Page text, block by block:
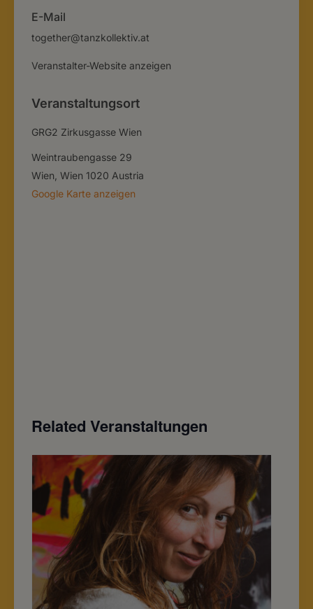
E-Mail
together@tanzkollektiv.at
Veranstalter-Website anzeigen
Veranstaltungsort
GRG2 Zirkusgasse Wien
Weintraubengasse 29
Wien Wien 1020 Austria
Google Karte anzeigen
Related Veranstaltungen